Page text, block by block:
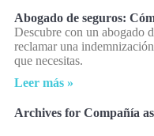
Abogado de seguros:
Descubre con un abogado
reclamar una
que necesitas.
Leer más »
Archives for Compañía